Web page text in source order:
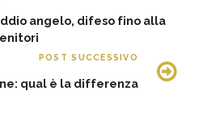
angelo, difeso fino alla
POST SUCCESSIVO
qual è la differenza